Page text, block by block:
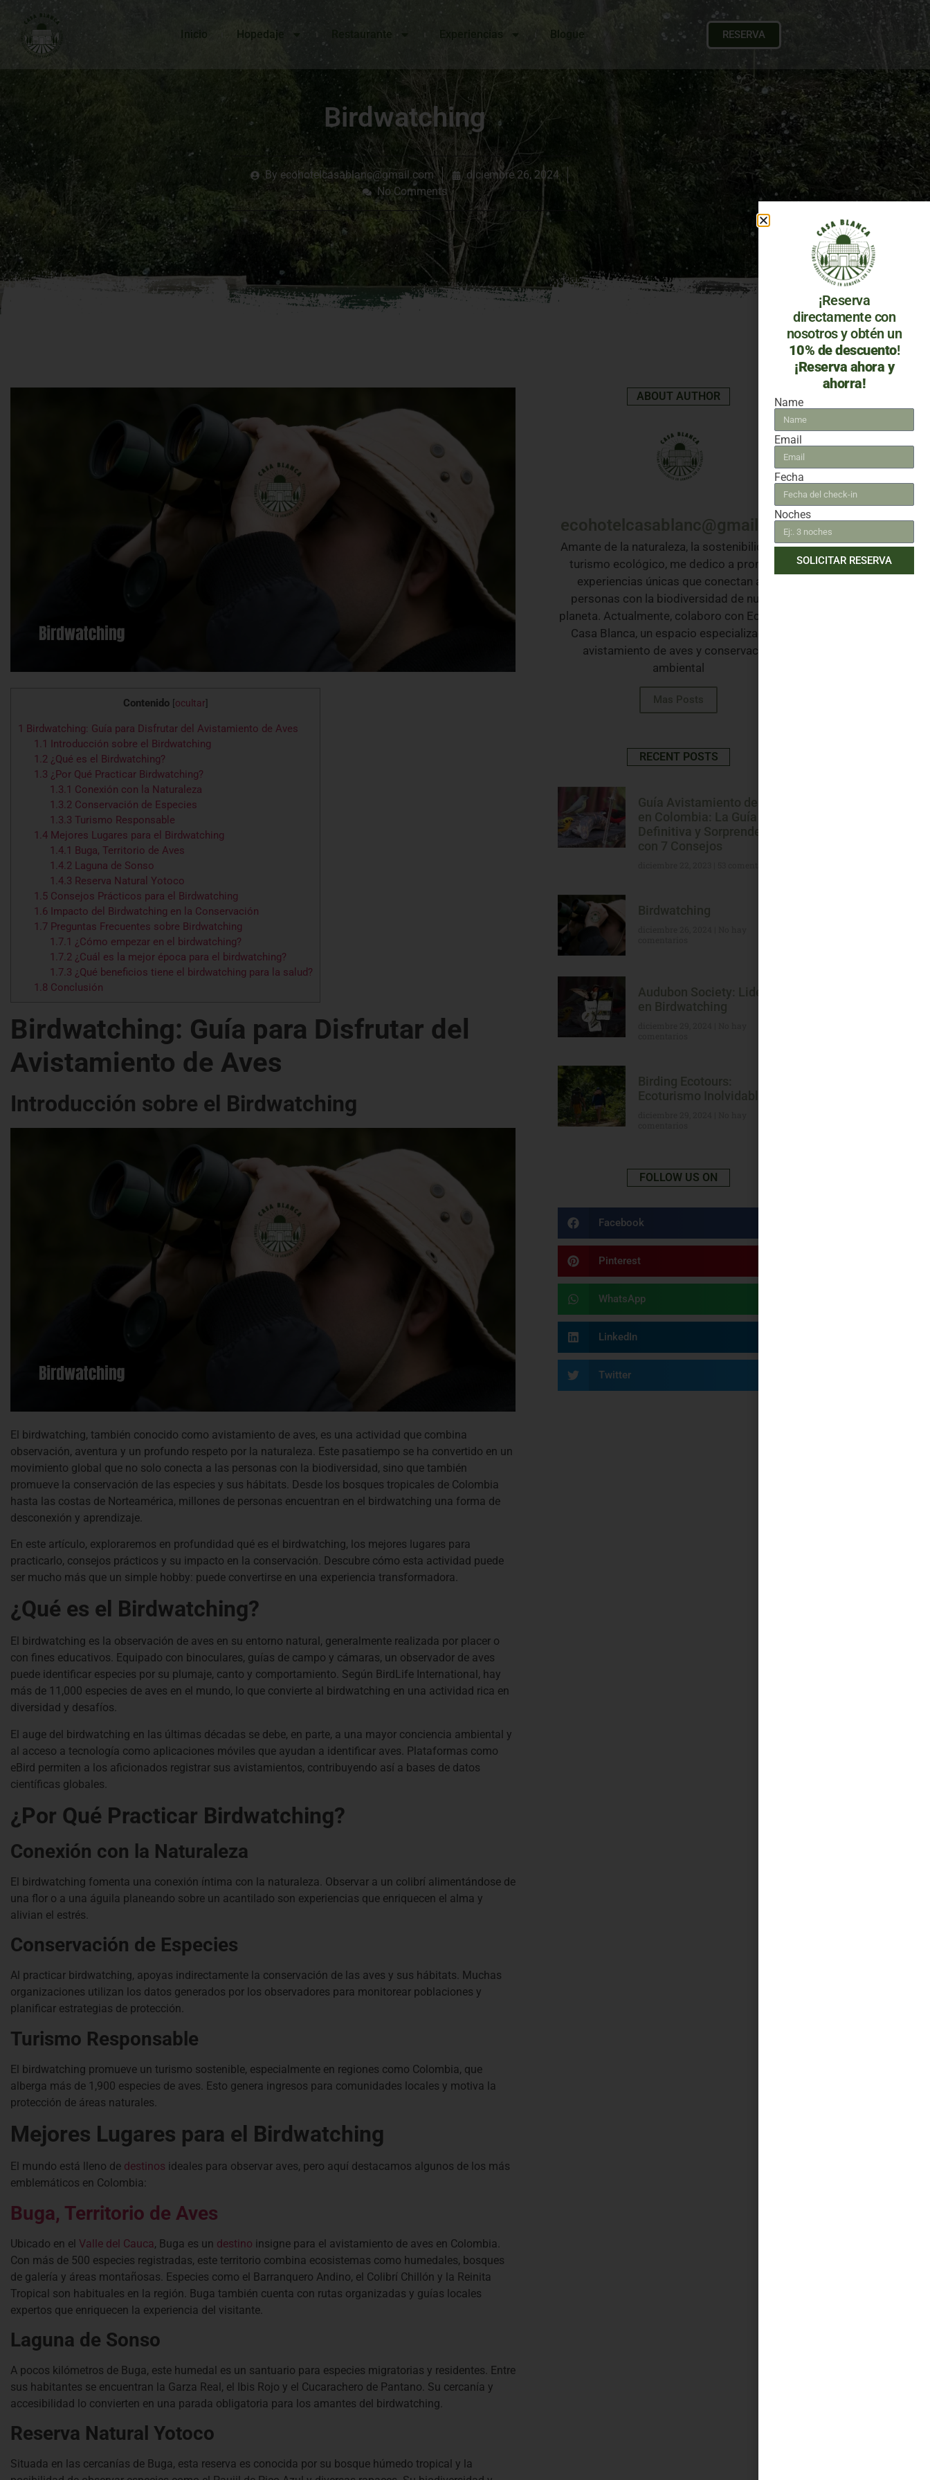
Inicio Hopedaje Restaurante Experiencias Blogue RESERVA
Birdwatching
By ecohotelcasablanc@gmail.com
diciembre 26, 2024
No Comments
Contenido [ocultar]
1 Birdwatching: Guía para Disfrutar del Avistamiento de Aves
1.1 Introducción sobre el Birdwatching
1.2¿Qué es el Birdwatching?
1.3 ¿Por Qué Practicar Birdwatching?
1.3.1 Conexión con la Naturaleza
1.3.2Conservación de Especies
1.3.3 Turismo Responsable
1.4Mejores Lugares para el Birdwatching
1.4.1 Buga, Territorio de Aves
1.4.2Laguna de Sonso
1.4.3 Reserva Natural Yotoco
1.5Consejos Prácticos para el Birdwatching
1.6Impacto del Birdwatching en la Conservación
1.7Preguntas Frecuentes sobre Birdwatching
1.7.1 ¿Cómo empezar en el birdwatching?
1.7.2¿Cuál es la mejor época para el birdwatching?
1.7.3 ¿Qué beneficios tiene el birdwatching para la salud?
1.8 Conclusión
Birdwatching: Guía para Disfrutar del
Avistamiento de Aves
Introducción sobre el Birdwatching
El birdwatching, también conocido como avistamiento de aves, es una actividad que combina
observación, aventura y un profundo respeto por la naturaleza. Este pasatiempo se ha convertido en un
movimiento global que no solo conecta a las personas con la biodiversidad, sino que también
promueve la conservación de las especies y sus hábitats. Desde los bosques tropicales de Colombia
hasta las costas de Norteamérica, millones de personas encuentran en el birdwatching una forma de
desconexión y aprendizaje.
En este artículo, exploraremos en profundidad qué es el birdwatching, los mejores lugares para
practicarlo, consejos prácticos y su impacto en la conservación. Descubre cómo esta actividad puede
ser mucho más que un simple hobby: puede convertirse en una experiencia transformadora.
¿Qué es el Birdwatching?
El birdwatching es la observación de aves en su entorno natural, generalmente realizada por placer o
con fines educativos. Equipado con binoculares, guías de campo y cámaras, un observador de aves
puede identificar especies por su plumaje, canto y comportamiento. Según BirdLife International, hay
más de 11,000 especies de aves en el mundo, lo que convierte al birdwatching en una actividad rica en
diversidad y desafíos.
El auge del birdwatching en las últimas décadas se debe, en parte, a una mayor conciencia ambiental y
al acceso a tecnología como aplicaciones móviles que ayudan a identificar aves. Plataformas como
eBird permiten a los aficionados registrar sus avistamientos, contribuyendo así a bases de datos
científicas globales.
¿Por Qué Practicar Birdwatching?
Conexión con la Naturaleza
El birdwatching fomenta una conexión íntima con la naturaleza. Observar a un colibrí alimentándose de
una flor o a una águila planeando sobre un acantilado son experiencias que enriquecen el alma y
alivian el estrés.
Conservación de Especies
Al practicar birdwatching, apoyas indirectamente la conservación de las aves y sus hábitats. Muchas
organizaciones utilizan los datos generados por los observadores para monitorear poblaciones y
planificar estrategias de protección.
Turismo Responsable
El birdwatching promueve un turismo sostenible, especialmente en regiones como Colombia, que
alberga más de 1,900 especies de aves. Esto genera ingresos para comunidades locales y motiva la
protección de áreas naturales.
Mejores Lugares para el Birdwatching
El mundo está lleno de destinos ideales para observar aves, pero aquí destacamos algunos de los más
emblemáticos en Colombia:
Buga, Territorio de Aves
Ubicado en el Valle del Cauca, Buga es un destino insigne para el avistamiento de aves en Colombia.
Con más de 500 especies registradas, este territorio combina ecosistemas como humedales, bosques
de galería y áreas montañosas. Especies como el Barranquero Andino, el Colibrí Chillón y la Reinita
Tropical son habituales en la región. Buga también cuenta con rutas organizadas y guías locales
expertos que enriquecen la experiencia del visitante.
Laguna de Sonso
A pocos kilómetros de Buga, este humedal es un santuario para especies migratorias y residentes. Entre
sus habitantes se encuentran la Garza Real, el Ibis Rojo y el Cucarachero de Pantano. Su cercanía y
accesibilidad lo convierten en una parada obligatoria para los amantes del birdwatching.
Reserva Natural Yotoco
Situada en las cercanías de Buga, esta reserva es conocida por su bosque húmedo tropical y la
ABOUT AUTHOR
ecohotelcasablanc@gmail.com
Amante de la naturaleza, la sostenibilidad y el
turismo ecológico, me dedico a promover
experiencias únicas que conectan a las
personas con la biodiversidad de nuestro
planeta. Actualmente, colaboro con Eco Hotel
Casa Blanca, un espacio especializado en
avistamiento de aves y conservación
ambiental
Mas Posts
RECENT POSTS
Guía Avistamiento de Aves
en Colombia: La Guía
Definitiva y Sorprendente
con 7 Consejos
Birdwatching
Audubon Society: Liderazgo
en Birdwatching
Birding Ecotours:
Ecoturismo Inolvidable
FOLLOW US ON
Facebook
Pinterest
WhatsApp
LinkedIn
Twitter
¡Reserva
directamente con
nosotros y obtén un
10% de descuento!
¡Reserva ahora y
ahorra!
Name
Email
Fecha
Noches
SOLICITAR RESERVA